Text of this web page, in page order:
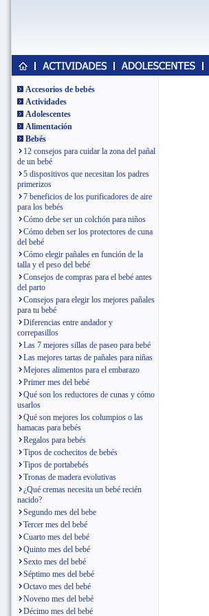
Accesorios de bebés
Actividades
Adolescentes
Alimentación
Bebés
12 consejos para cuidar la zona del pañal
de un bebé
5 dispositivos que necesitan los padres
primerizos
7 beneficios de los purificadores de aire
para los bebés
Cómo debe ser un colchón para niños
Cómo deben ser los protectores de cuna
del bebé
Cómo elegir pañales en función de la
talla y el peso del bebé
Consejos de compras para el bebé antes
del parto
Consejos para elegir los mejores pañales
para tu bebé
Diferencias entre andador y
correpasillos
Las 7 mejores sillas de paseo para bebé
Las mejores tartas de pañales para niñas
Mejores alimentos para el embarazo
Primer mes del bebé
Qué son los reductores de cunas y cómo
usarlos
Qué son mejores los columpios o las
hamacas para bebés
Regalos para bebés
Tipos de cochecitos de bebés
Tipos de portabebés
Tronas de madera evolutivas
¿Qué cremas necesita un bebé recién
nacido?
Segundo mes del bebe
Tercer mes del bebé
Cuarto mes del bebé
Quinto mes del bebé
Sexto mes del bebé
Séptimo mes del bebé
Octavo mes del bebé
Noveno mes del bebé
Décimo mes del bebé